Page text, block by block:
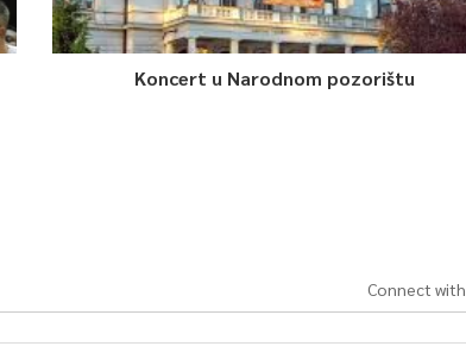
Koncert u Narodnom pozorištu
Connect with